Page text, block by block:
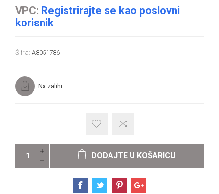
VPC: Registrirajte se kao poslovni
korisnik
Šifra: A8051786
Na zalihi
DODAJTE U KOŠARICU